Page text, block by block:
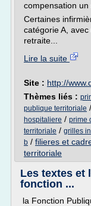
compensation un
Certaines
catégorie A,
retraite...
Lire la suite
Site : http://
Thèmes liés :
publique territoriale /
hospitaliere / prime
territoriale / grilles
b / filieres et
territoriale
Les textes et
fonction ...
la Fonction